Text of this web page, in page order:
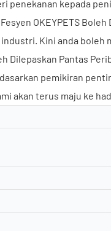
penekanan kepada
OKEYPETS
Kini anda boleh
Dilepaskan Pantas
pemikiran
akan terus maju ke